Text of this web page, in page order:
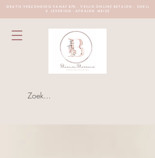
G R A T I S V E R Z E N D I N G V A N A F €70 - V E I L I G O N L I N E B E T A L E N - S N E L L
E L E V E R I N G - A F H A L E N M E I S E